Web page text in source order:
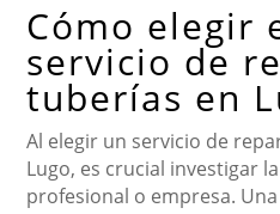
Cómo elegir
servicio de
tuberías en
Al elegir un servicio de
Lugo, es crucial investigar
profesional o empresa.